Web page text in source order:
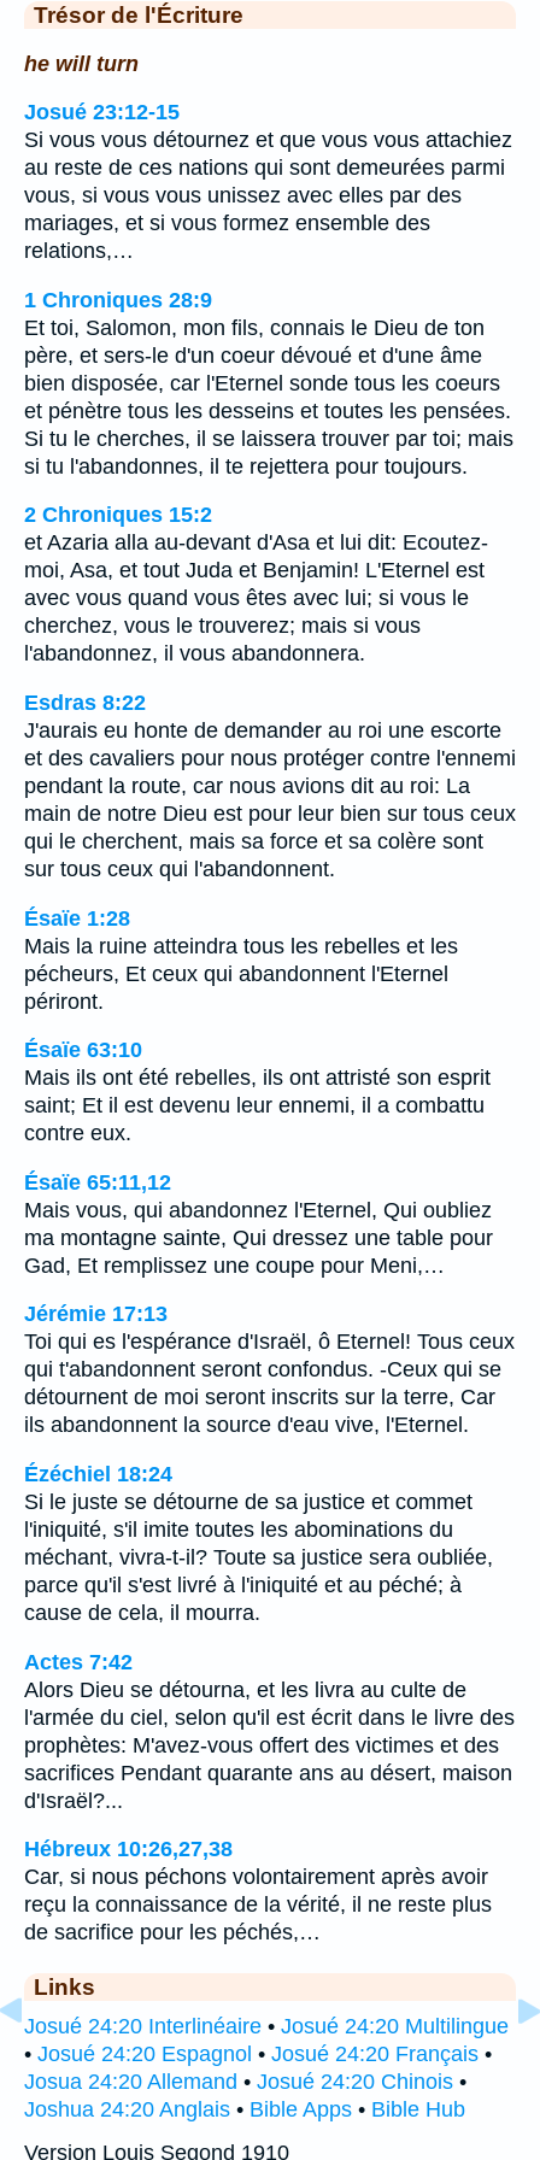
Trésor de l'Écriture
he will turn
Josué 23:12-15
Si vous vous détournez et que vous vous attachiez
au reste de ces nations qui sont demeurées parmi
vous, si vous vous unissez avec elles par des
mariages, et si vous formez ensemble des
relations,…
1 Chroniques 28:9
Et toi, Salomon, mon fils, connais le Dieu de ton
père, et sers-le d'un coeur dévoué et d'une âme
bien disposée, car l'Eternel sonde tous les coeurs
et pénètre tous les desseins et toutes les pensées.
Si tu le cherches, il se laissera trouver par toi; mais
si tu l'abandonnes, il te rejettera pour toujours.
2 Chroniques 15:2
et Azaria alla au-devant d'Asa et lui dit: Ecoutez-
moi, Asa, et tout Juda et Benjamin! L'Eternel est
avec vous quand vous êtes avec lui; si vous le
cherchez, vous le trouverez; mais si vous
l'abandonnez, il vous abandonnera.
Esdras 8:22
J'aurais eu honte de demander au roi une escorte
et des cavaliers pour nous protéger contre l'ennemi
pendant la route, car nous avions dit au roi: La
main de notre Dieu est pour leur bien sur tous ceux
qui le cherchent, mais sa force et sa colère sont
sur tous ceux qui l'abandonnent.
Ésaïe 1:28
Mais la ruine atteindra tous les rebelles et les
pécheurs, Et ceux qui abandonnent l'Eternel
périront.
Ésaïe 63:10
Mais ils ont été rebelles, ils ont attristé son esprit
saint; Et il est devenu leur ennemi, il a combattu
contre eux.
Ésaïe 65:11,12
Mais vous, qui abandonnez l'Eternel, Qui oubliez
ma montagne sainte, Qui dressez une table pour
Gad, Et remplissez une coupe pour Meni,…
Jérémie 17:13
Toi qui es l'espérance d'Israël, ô Eternel! Tous ceux
qui t'abandonnent seront confondus. -Ceux qui se
détournent de moi seront inscrits sur la terre, Car
ils abandonnent la source d'eau vive, l'Eternel.
Ézéchiel 18:24
Si le juste se détourne de sa justice et commet
l'iniquité, s'il imite toutes les abominations du
méchant, vivra-t-il? Toute sa justice sera oubliée,
parce qu'il s'est livré à l'iniquité et au péché; à
cause de cela, il mourra.
Actes 7:42
Alors Dieu se détourna, et les livra au culte de
l'armée du ciel, selon qu'il est écrit dans le livre des
prophètes: M'avez-vous offert des victimes et des
sacrifices Pendant quarante ans au désert, maison
d'Israël?...
Hébreux 10:26,27,38
Car, si nous péchons volontairement après avoir
reçu la connaissance de la vérité, il ne reste plus
de sacrifice pour les péchés,…
Links
Josué 24:20 Interlinéaire • Josué 24:20 Multilingue
• Josué 24:20 Espagnol • Josué 24:20 Français •
Josua 24:20 Allemand • Josué 24:20 Chinois •
Joshua 24:20 Anglais • Bible Apps • Bible Hub
Version Louis Segond 1910